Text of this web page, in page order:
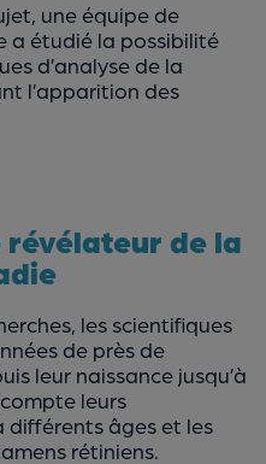
une équipe de
a étudié la possibilité
d’analyse de la
l’apparition des
de la
les scientifiques
de près de
leur naissance jusqu’à
leurs
différents âges et les
rétiniens.